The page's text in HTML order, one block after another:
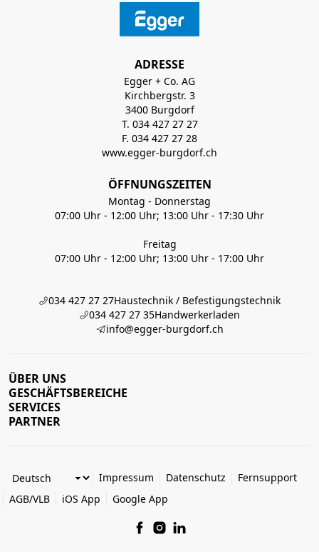
ADRESSE
Egger + Co. AG
Kirchbergstr. 3
3400 Burgdorf
T. 034 427 27 27
F. 034 427 27 28
www.egger-burgdorf.ch
ÖFFNUNGSZEITEN
Montag - Donnerstag
07:00 Uhr - 12:00 Uhr; 13:00 Uhr - 17:30 Uhr
Freitag
07:00 Uhr - 12:00 Uhr; 13:00 Uhr - 17:00 Uhr
034 427 27 27Haustechnik / Befestigungstechnik
034 427 27 35Handwerkerladen
info@egger-burgdorf.ch
ÜBER UNS
GESCHÄFTSBEREICHE
SERVICES
PARTNER
Impressum Datenschutz
Fernsupport
AGB/VLB
iOS App Google App